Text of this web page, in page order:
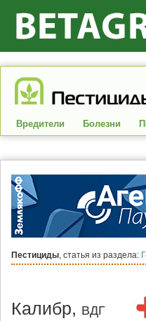
Вредители Болезни
Пестициды, статья из раздела:
Калибр, ВДГ